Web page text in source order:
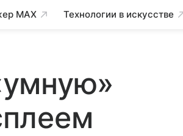
MAX Технологии в искусстве